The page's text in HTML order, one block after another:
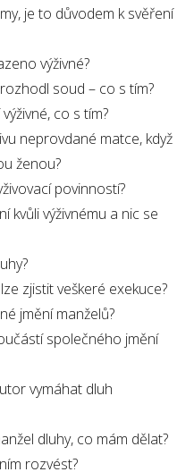
je to důvodem k svěření
výživné?
soud – co s tím?
co s tím?
neprovdané matce, když
ženou?
povinností?
kvůli výživnému a nic se
zjistit veškeré exekuce?
jmění manželů?
společného jmění
vymáhat dluh
dluhy, co mám dělat?
rozvést?